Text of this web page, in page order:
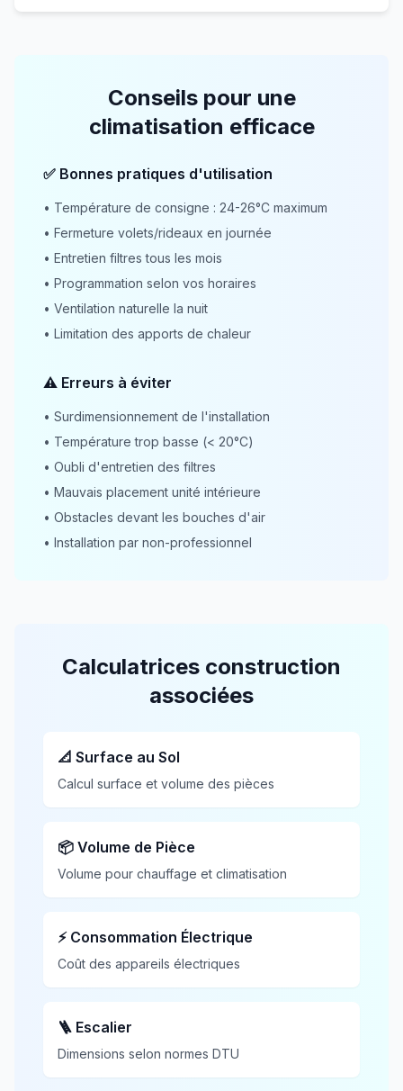
Conseils pour une
climatisation efficace
✅ Bonnes pratiques d'utilisation
• Température de consigne : 24-26°C maximum
• Fermeture volets/rideaux en journée
• Entretien filtres tous les mois
• Programmation selon vos horaires
• Ventilation naturelle la nuit
• Limitation des apports de chaleur
⚠️ Erreurs à éviter
• Surdimensionnement de l'installation
• Température trop basse (< 20°C)
• Oubli d'entretien des filtres
• Mauvais placement unité intérieure
• Obstacles devant les bouches d'air
• Installation par non-professionnel
Calculatrices construction
associées
📐 Surface au Sol
Calcul surface et volume des pièces
📦 Volume de Pièce
Volume pour chauffage et climatisation
⚡ Consommation Électrique
Coût des appareils électriques
🪜 Escalier
Dimensions selon normes DTU